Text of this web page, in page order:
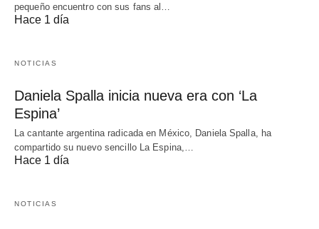
pequeño encuentro con sus fans al…
Hace 1 día
NOTICIAS
Daniela Spalla inicia nueva era con ‘La
Espina’
La cantante argentina radicada en México, Daniela Spalla, ha
compartido su nuevo sencillo La Espina,…
Hace 1 día
NOTICIAS